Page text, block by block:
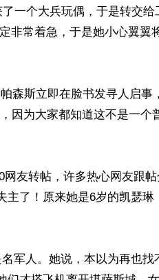
一个大兵玩偶，于是转交给
非常着急，于是她小心翼翼
森斯立即在脸书发寻人启事
因为大家都知道这不是一个
网友转帖，许多热心网友跟
主了！原来她是6岁的凯瑟琳
军人。她说，本以为再也找